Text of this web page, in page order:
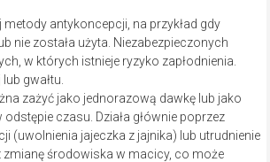
antykoncepcji, na przykład gdy
nie została użyta. Niezabezpieczonych
w których istnieje ryzyko zapłodnienia.
gwałtu.
zażyć jako jednorazową dawkę lub jako
czasu. Działa głównie poprzez
(uwolnienia jajeczka z jajnika) lub utrudnienie
zmianę środowiska w macicy, co może